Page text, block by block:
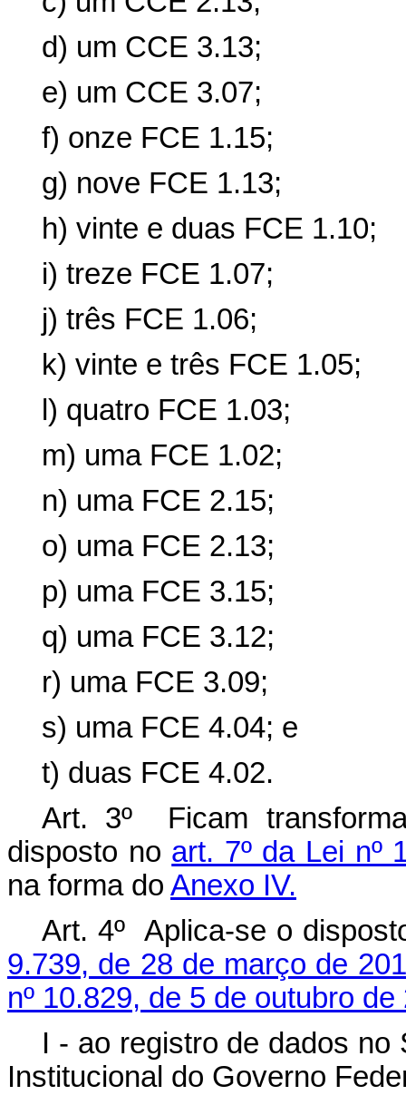
d) um CCE 3.13;
e) um CCE 3.07;
f) onze FCE 1.15;
g) nove FCE 1.13;
h) vinte e duas FCE 1.10;
i) treze FCE 1.07;
j) três FCE 1.06;
k) vinte e três FCE 1.05;
l) quatro FCE 1.03;
m) uma FCE 1.02;
n) uma FCE 2.15;
o) uma FCE 2.13;
p) uma FCE 3.15;
q) uma FCE 3.12;
r) uma FCE 3.09;
s) uma FCE 4.04; e
t) duas FCE 4.02.
Art. 3º Ficam
disposto no art. 7º da Lei nº
na forma do Anexo IV.
Art. 4º Aplica-se o
9.739, de 28 de março de
nº 10.829, de 5 de outubro de
I - ao registro de dados
Institucional do Governo